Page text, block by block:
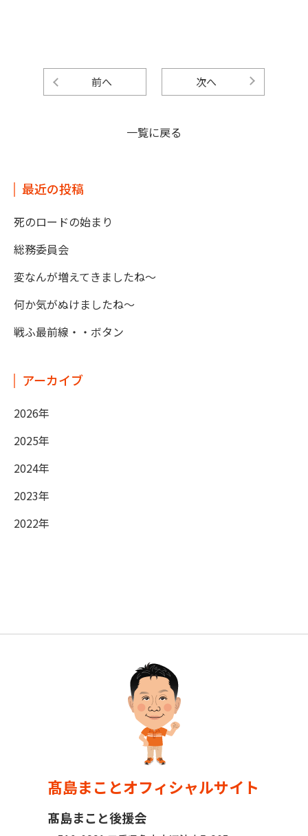
前へ 次へ
一覧に戻る
最近の投稿
死のロードの始まり
総務委員会
変なんが増えてきましたね～
何か気がぬけましたね～
戦ふ最前線・・ボタン
アーカイブ
2026年
2025年
2024年
2023年
2022年
髙島まことオフィシャルサイト
髙島まこと後援会